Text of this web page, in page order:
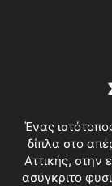
Ένας
δίπλα στο
Αττικής, στην
ασύγκριτο